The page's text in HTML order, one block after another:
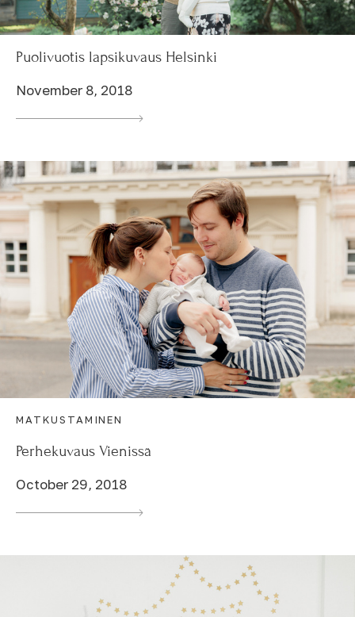
Puolivuotis lapsikuvaus Helsinki
November 8, 2018
MATKUSTAMINEN
Perhekuvaus Vienissä
October 29, 2018